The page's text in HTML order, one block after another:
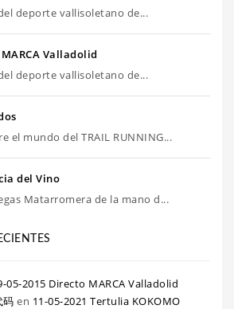
deporte vallisoletano de...
Valladolid
deporte vallisoletano de...
el mundo del TRAIL RUNNING...
del Vino
Matarromera de la mano d...
05-2015 Directo MARCA Valladolid
码 en 11-05-2021 Tertulia KOKOMO